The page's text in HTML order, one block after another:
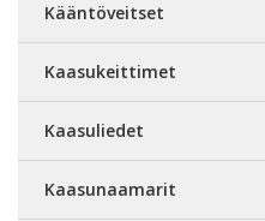
Kääntöveitset
Kaasukeittimet
Kaasuliedet
Kaasunaamarit